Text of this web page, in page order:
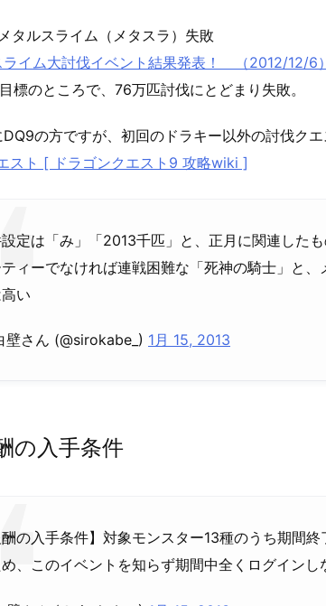
タルスライム（メタスラ）失敗
ライム大討伐イベント結果発表！ （2012/12/6
標のところで、76万匹討伐にとどまり失敗。
の方ですが、初回のドラキー以外の討伐クエ
スト [ ドラゴンクエスト9 攻略wiki ]
定は「み」「2013千匹」と、正月に関連した
ィーでなければ連戦困難な「死神の騎士」と
い
さん (@sirokabe_) 1月 15, 2013
の入手条件
酬の入手条件】対象モンスター13種のうち期間
、このイベントを知らず期間中全くログイン